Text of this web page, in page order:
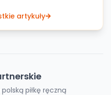
artykuły
piłkę ręczną